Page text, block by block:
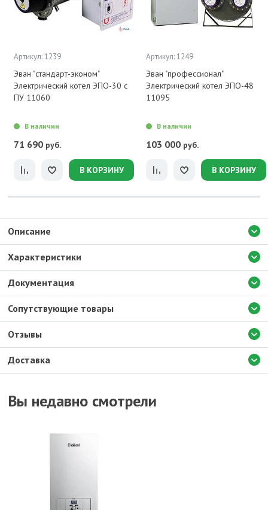
Артикул: 1239
Эван "стандарт-эконом"
Электрический котел ЭПО-30 с
ПУ 11060
В наличии
71 690 руб.
В КОРЗИНУ
Артикул: 1249
Эван "профессионал"
Электрический котел ЭПО-48
11095
В наличии
103 000 руб.
В КОРЗИНУ
Доставка
Описание
Характеристики
Документация
Сопутствующие товары
Отзывы
Вы недавно смотрели